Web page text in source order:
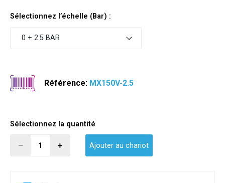
Sélectionnez l’échelle (Bar) :
0 + 2.5 BAR
Référence: MX150V-2.5
Sélectionnez la quantité
Ajouter au chariot